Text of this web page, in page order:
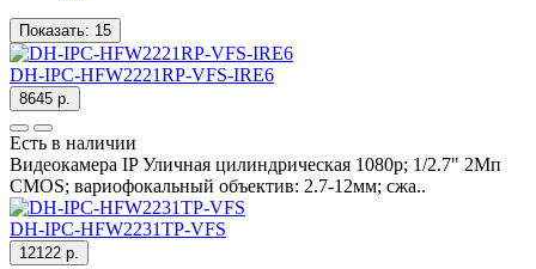
Показать: 15
DH-IPC-HFW2221RP-VFS-IRE6
8645 р.
Есть в наличии
Видеокамера IP Уличная цилиндрическая 1080p; 1/2.7" 2Mп
CMOS; вариофокальный объектив: 2.7-12мм; сжа..
DH-IPC-HFW2231TP-VFS
12122 р.